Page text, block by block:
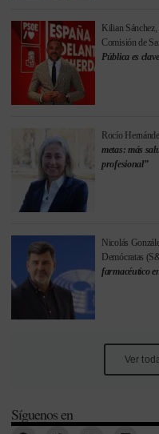
Kilian
Comisión de
Pública es
Rocío
metas: más
profesional”
Nicolás
Demócratas
farmacéutico
Ver
Síguenos en